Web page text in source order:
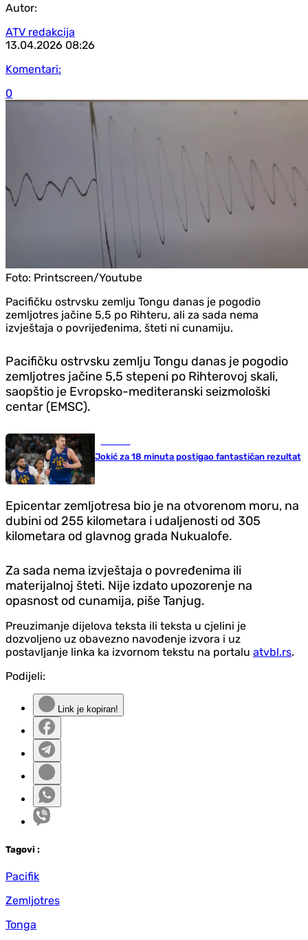
Autor:
ATV redakcija
13.04.2026 08:26
Komentari:
0
Foto: Printscreen/Youtube
Pacifičku ostrvsku zemlju Tongu danas je pogodio
zemljotres jačine 5,5 po Rihteru, ali za sada nema
izvještaja o povrijeđenima, šteti ni cunamiju.
Pacifičku ostrvsku zemlju Tongu danas je pogodio
zemljotres jačine 5,5 stepeni po Rihterovoj skali,
saopštio je Evropsko-mediteranski seizmološki
centar (EMSC).
Jokić za 18 minuta postigao fantastičan rezultat
Epicentar zemljotresa bio je na otvorenom moru, na
dubini od 255 kilometara i udaljenosti od 305
kilometara od glavnog grada Nukualofe.
Za sada nema izvještaja o povređenima ili
materijalnoj šteti. Nije izdato upozorenje na
opasnost od cunamija, piše Tanjug.
Preuzimanje dijelova teksta ili teksta u cjelini je
dozvoljeno uz obavezno navođenje izvora i uz
postavljanje linka ka izvornom tekstu na portalu atvbl.rs.
Podijeli:
Link je kopiran!
Tagovi :
Pacifik
Zemljotres
Tonga